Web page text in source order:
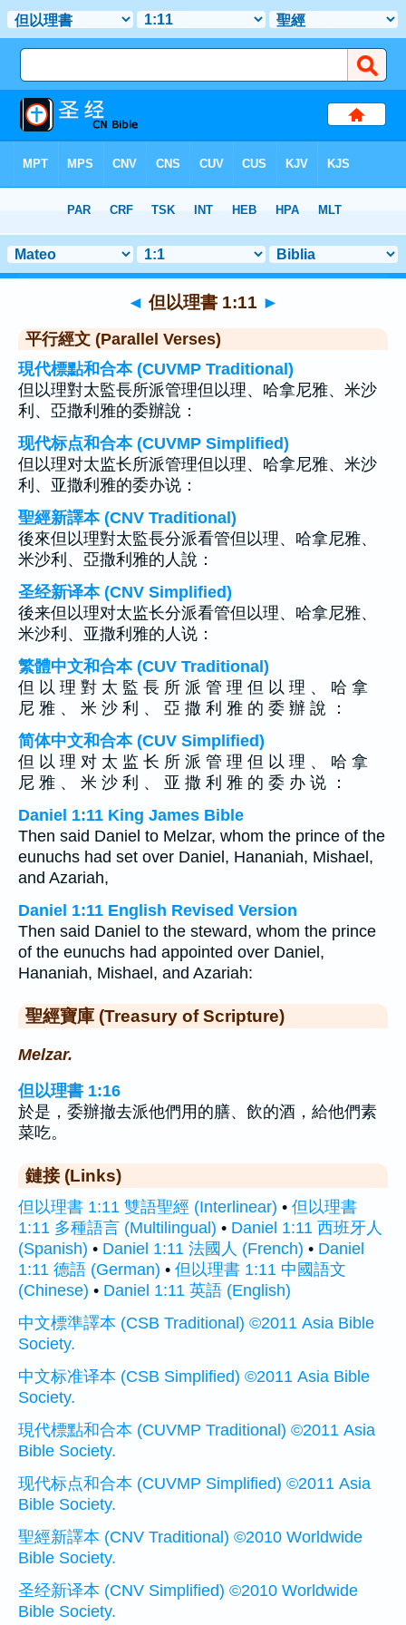
> 聖經金句 11
◄ 但以理書 1:11 ►
平行經文 (Parallel Verses)
現代標點和合本 (CUVMP Traditional)
但以理對太監長所派管理但以理、哈拿尼雅、米沙
利、亞撒利雅的委辦說：
现代标点和合本 (CUVMP Simplified)
但以理对太监长所派管理但以理、哈拿尼雅、米沙
利、亚撒利雅的委办说：
聖經新譯本 (CNV Traditional)
後來但以理對太監長分派看管但以理、哈拿尼雅、
米沙利、亞撒利雅的人說：
圣经新译本 (CNV Simplified)
後来但以理对太监长分派看管但以理、哈拿尼雅、
米沙利、亚撒利雅的人说：
繁體中文和合本 (CUV Traditional)
但 以 理 對 太 監 長 所 派 管 理 但 以 理 、 哈 拿
尼 雅 、 米 沙 利 、 亞 撒 利 雅 的 委 辦 說 ：
简体中文和合本 (CUV Simplified)
但 以 理 对 太 监 长 所 派 管 理 但 以 理 、 哈 拿
尼 雅 、 米 沙 利 、 亚 撒 利 雅 的 委 办 说 ：
Daniel 1:11 King James Bible
Then said Daniel to Melzar, whom the prince of the
eunuchs had set over Daniel, Hananiah, Mishael,
and Azariah,
Daniel 1:11 English Revised Version
Then said Daniel to the steward, whom the prince
of the eunuchs had appointed over Daniel,
Hananiah, Mishael, and Azariah:
聖經寶庫 (Treasury of Scripture)
Melzar.
但以理書 1:16
於是，委辦撤去派他們用的膳、飲的酒，給他們素
菜吃。
鏈接 (Links)
但以理書 1:11 雙語聖經 (Interlinear) • 但以理書
1:11 多種語言 (Multilingual) • Daniel 1:11 西班牙人
(Spanish) • Daniel 1:11 法國人 (French) • Daniel
1:11 德語 (German) • 但以理書 1:11 中國語文
(Chinese) • Daniel 1:11 英語 (English)
中文標準譯本 (CSB Traditional) ©2011 Asia Bible
Society.
中文标准译本 (CSB Simplified) ©2011 Asia Bible
Society.
現代標點和合本 (CUVMP Traditional) ©2011 Asia
Bible Society.
现代标点和合本 (CUVMP Simplified) ©2011 Asia
Bible Society.
聖經新譯本 (CNV Traditional) ©2010 Worldwide
Bible Society.
圣经新译本 (CNV Simplified) ©2010 Worldwide
Bible Society.